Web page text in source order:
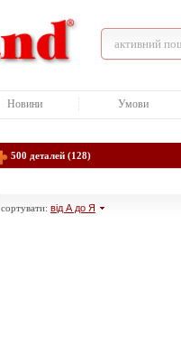
Новини Умови
500 деталей (128)
сортувати: від А до Я